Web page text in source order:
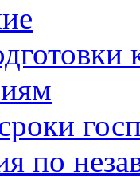
по